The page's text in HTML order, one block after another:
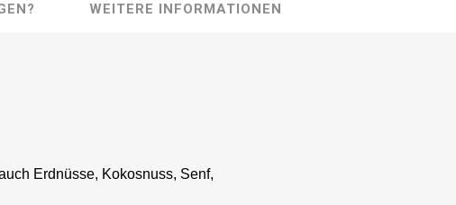
WEITERE INFORMATIONEN
Erdnüsse, Kokosnuss, Senf,